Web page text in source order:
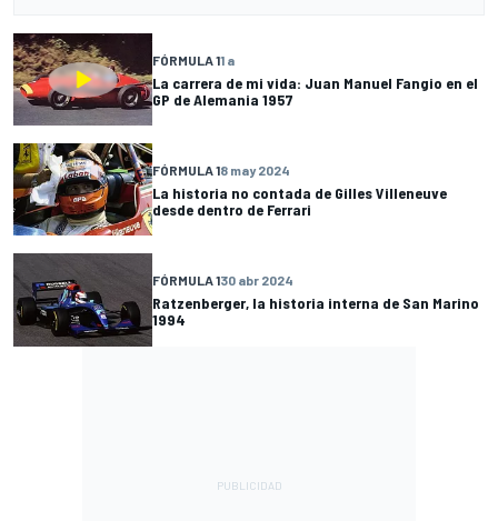
FÓRMULA 11 a
La carrera de mi vida: Juan Manuel Fangio en el
GP de Alemania 1957
FÓRMULA 18 may 2024
La historia no contada de Gilles Villeneuve
desde dentro de Ferrari
FÓRMULA 130 abr 2024
Ratzenberger, la historia interna de San Marino
1994